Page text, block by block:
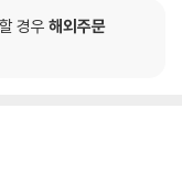
경우 해외주문